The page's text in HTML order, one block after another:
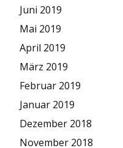
Juni 2019
Mai 2019
April 2019
März 2019
Februar 2019
Januar 2019
Dezember 2018
November 2018